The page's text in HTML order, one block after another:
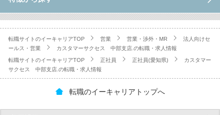
転職サイトのイーキャリアTOP 営業 営業・渉外・MR
法人向けセ
ールス・営業
カスタマーサクセス 中部支店.の転職・求人情報
転職サイトのイーキャリアTOP 正社員 正社員(愛知県)
カスタマー
サクセス 中部支店.の転職・求人情報
転職のイーキャリアトップへ